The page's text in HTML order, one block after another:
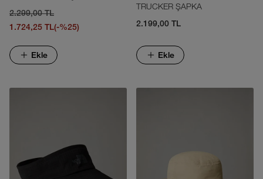
2.299,00 TL
1.724,25 TL(-%25)
Ekle
TRUCKER ŞAPKA
2.199,00 TL
Ekle